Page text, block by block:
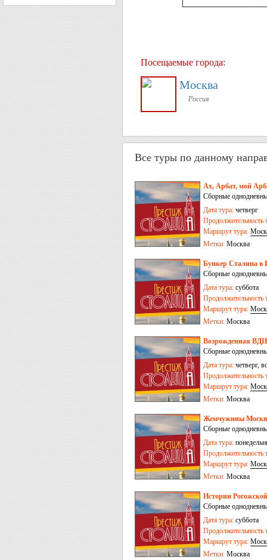
Посещаемые города:
Москва
Россия
Все туры по данному
Ах, Арбат, мой
Сборные
Дата тура: четверг
Продолжительность
Маршрут тура:
Метки: Москва
Бункер Сталина в
Сборные
Дата тура: суббота
Продолжительность
Маршрут тура:
Метки: Москва
Возрожденная
Сборные
Дата тура: четверг,
Продолжительность
Маршрут тура:
Метки: Москва
Жемчужины
Сборные
Дата тура:
Продолжительность
Маршрут тура:
Метки: Москва
Истории
Сборные
Дата тура: суббота
Продолжительность
Маршрут тура:
Метки: Москва